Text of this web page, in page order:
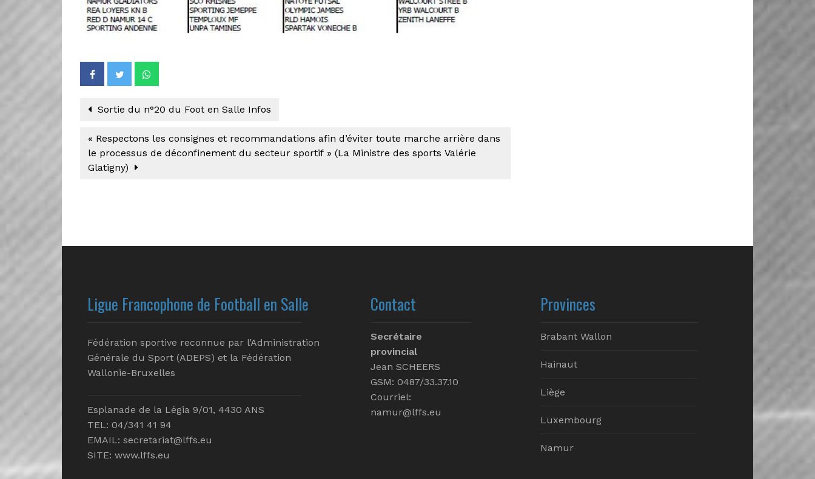
Sortie du n°20 du Foot en Salle Infos
« Respectons les consignes et recommandations afin d’éviter toute marche arrière dans
le processus de déconfinement du secteur sportif » (La Ministre des sports Valérie
Glatigny)
Ligue Francophone de Football en Salle
Fédération sportive reconnue par l’Administration
Générale du Sport (ADEPS) et la Fédération
Wallonie-Bruxelles
Esplanade de la Légia 9/01, 4430 ANS
TEL: 04/341 41 94
EMAIL: secretariat@lffs.eu
SITE: www.lffs.eu
Contact
Secrétaire
provincial
Jean SCHEERS
GSM: 0487/33.37.10
Courriel:
namur@lffs.eu
Provinces
Brabant Wallon
Hainaut
Liège
Luxembourg
Namur